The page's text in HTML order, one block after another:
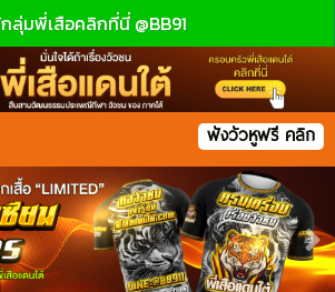
กลุ่มพี่เสือคลิกที่นี่ @BB91
ฟังวัวหูฟรี คลิก